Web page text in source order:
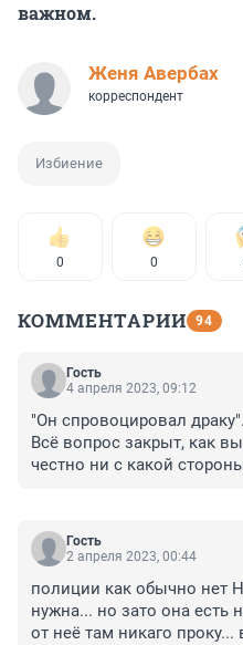
важном.
Женя Авербах
корреспондент
Избиение
0 0
КОММЕНТАРИИ 94
Гость
4 апреля 2023, 09:12
"Он спровоцировал
Всё вопрос закрыт, как
честно ни с какой
Гость
2 апреля 2023, 00:44
полиции как обычно нет
нужна... но зато она есть
от неё там никаго